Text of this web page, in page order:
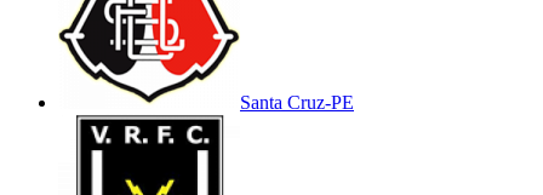
Santa Cruz-PE